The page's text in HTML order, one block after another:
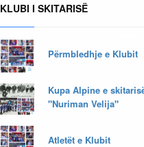
KLUBI I SKITARISË
Përmbledhje e Klubit
Kupa Alpine e
"Nuriman Velija"
Atletët e Klubit